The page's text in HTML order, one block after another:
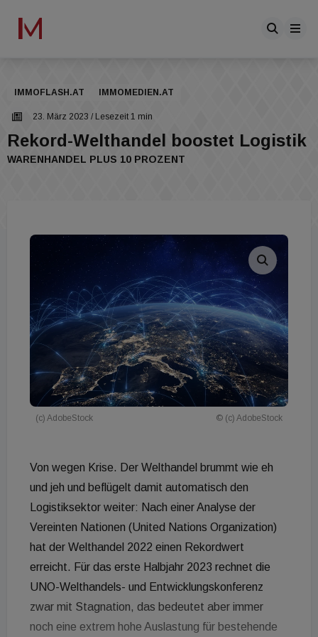
IMMOFLASH.AT IMMOMEDIEN.AT
23. März 2023 / Lesezeit 1 min
Rekord-Welthandel boostet Logistik
WARENHANDEL PLUS 10 PROZENT
(c) AdobeStock © (c) AdobeStock
Von wegen Krise. Der Welthandel brummt wie eh
und jeh und beflügelt damit automatisch den
Logistiksektor weiter: Nach einer Analyse der
Vereinten Nationen (United Nations Organization)
hat der Welthandel 2022 einen Rekordwert
erreicht. Für das erste Halbjahr 2023 rechnet die
UNO-Welthandels- und Entwicklungskonferenz
zwar mit Stagnation, das bedeutet aber immer
noch eine extrem hohe Auslastung für bestehende